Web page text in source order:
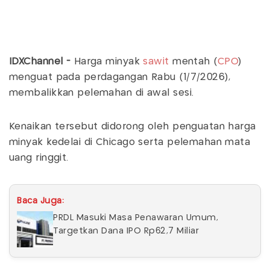
IDXChannel - Harga minyaksawit mentah (CPO)
menguat pada perdagangan Rabu (1/7/2026),
membalikkan pelemahan di awal sesi.
Kenaikan tersebut didorong oleh penguatan harga
minyak kedelai di Chicago serta pelemahan mata
uang ringgit.
Baca Juga:
PRDL Masuki Masa Penawaran Umum,
Targetkan Dana IPO Rp62,7 Miliar